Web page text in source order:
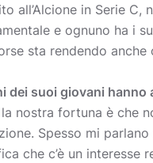
all’Alcione in Serie
e ognuno ha i
sta rendendo anche
dei suoi giovani hanno
la nostra fortuna è che
Spesso mi
che c’è un